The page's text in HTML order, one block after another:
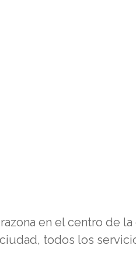
en el centro de
todos los